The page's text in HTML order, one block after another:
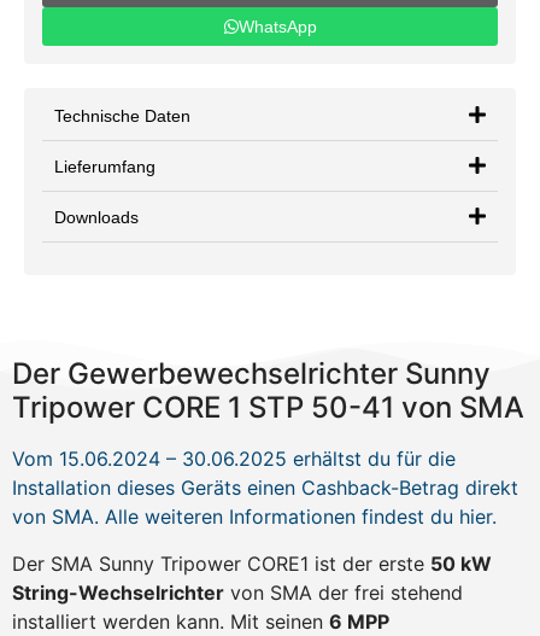
Technische Daten
Lieferumfang
Downloads
WhatsApp
Der Gewerbewechselrichter Sunny
Tripower CORE 1 STP 50-41 von SMA
Vom 15.06.2024 – 30.06.2025 erhältst du für die
Installation dieses Geräts einen Cashback-Betrag direkt
von SMA. Alle weiteren Informationen findest du hier.
Der SMA Sunny Tripower CORE1 ist der erste 50 kW
String-Wechselrichter von SMA der frei stehend
installiert werden kann. Mit seinen 6 MPP